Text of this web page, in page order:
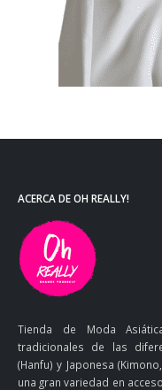
ACERCA DE OH REALLY!
Tienda de Moda
tradicionales de las
(Hanfu) y Japonesa
una gran variedad en